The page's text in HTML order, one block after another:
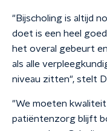
"Bijscholing is altijd
doet is een heel
het overal gebeurt
als alle
niveau zitten", stelt
"We moeten
patiëntenzorg blijft